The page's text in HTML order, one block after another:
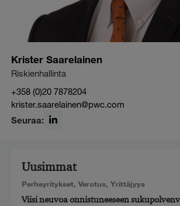
Krister Saarelainen
Riskienhallinta
+358 (0)20 7878204
krister.saarelainen@pwc.com
Seuraa:
Uusimmat
Perheyritykset, Verotus, Yrittäjyys
Viisi neuvoa onnistuneeseen